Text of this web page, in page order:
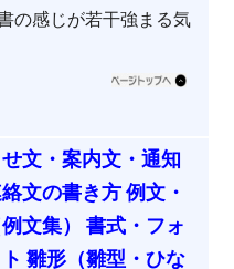
の感じが若干強まる気
文・案内文・通知
文の書き方 例文・
文集） 書式・フォ
雛形（雛型・ひな